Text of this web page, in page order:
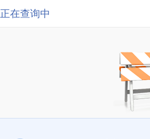
正在查询中